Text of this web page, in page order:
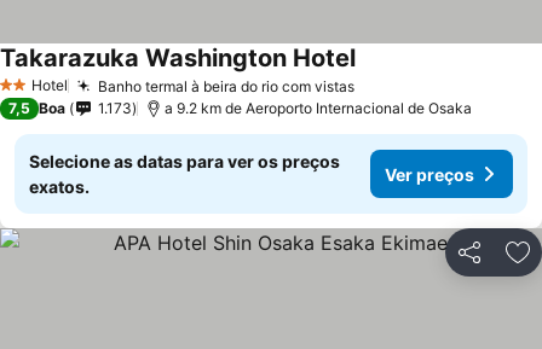
2 Estrelas
Hotel Banho termal à beira do rio com vistasVer preços
Takarazuka Washington HotelVer preços
7,5 Boa 1.173 a 9.2 km de Aeroporto Internacional de Osaka
Selecione as datas para ver os preços
exatos.
Ver preços
Partilhar